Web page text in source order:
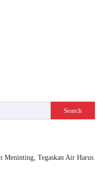
Search
Meninting, Tegaskan Air Harus